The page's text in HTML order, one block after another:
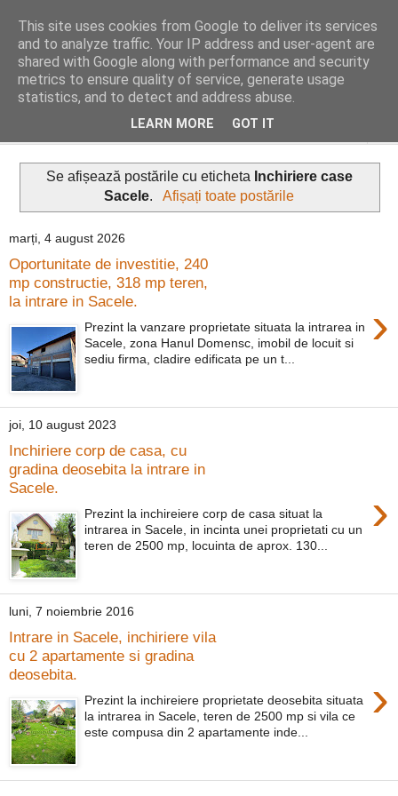
Distinct Imobiliare
Adrian Cocis 0742 129 909 ; Vasile Baciu 0768 440 185
Se afișează postările cu eticheta Inchiriere case
Sacele. Afișați toate postările
marți, 4 august 2026
Oportunitate de investitie, 240
mp constructie, 318 mp teren,
la intrare in Sacele.
›
Prezint la vanzare proprietate situata la intrarea in
Sacele, zona Hanul Domensc, imobil de locuit si
sediu firma, cladire edificata pe un t...
joi, 10 august 2023
Inchiriere corp de casa, cu
gradina deosebita la intrare in
Sacele.
›
Prezint la inchireiere corp de casa situat la
intrarea in Sacele, in incinta unei proprietati cu un
teren de 2500 mp, locuinta de aprox. 130...
luni, 7 noiembrie 2016
Intrare in Sacele, inchiriere vila
cu 2 apartamente si gradina
deosebita.
›
Prezint la inchireiere proprietate deosebita situata
la intrarea in Sacele, teren de 2500 mp si vila ce
este compusa din 2 apartamente inde...
This site uses cookies from Google to deliver its services
and to analyze traffic. Your IP address and user-agent are
shared with Google along with performance and security
metrics to ensure quality of service, generate usage
statistics, and to detect and address abuse.
LEARN MORE GOT IT